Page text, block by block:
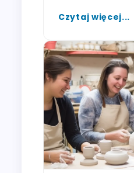
Czytaj więcej...